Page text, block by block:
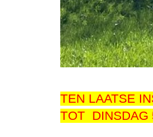
TEN LAATSE
TOT DINSDAG